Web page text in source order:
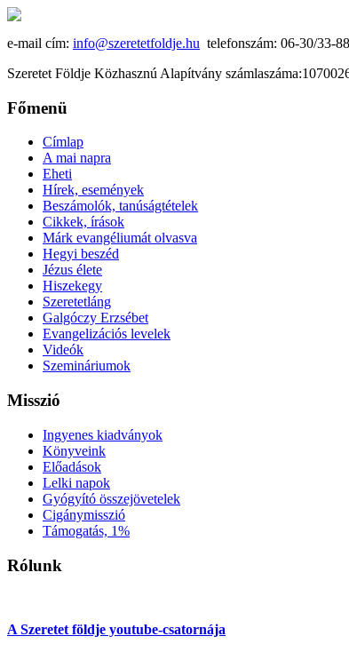
e-mail cím: info@szeretetfoldje.hu telefonszám: 06-30/33-
Szeretet Földje Közhasznú Alapítvány
Főmenü
Címlap
A mai napra
Eheti
Hírek, események
Beszámolók, tanúságtételek
Cikkek, írások
Márk evangéliumát olvasva
Hegyi beszéd
Jézus élete
Hiszekegy
Szeretetláng
Galgóczy Erzsébet
Evangelizációs levelek
Videók
Szemináriumok
Misszió
Ingyenes kiadványok
Könyveink
Előadások
Lelki napok
Gyógyító összejövetelek
Cigánymisszió
Támogatás, 1%
Rólunk
A Szeretet földje youtube-csatornája